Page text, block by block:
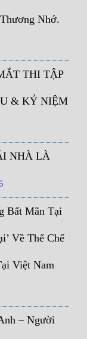
Nhớ.
THI TẬP
& KỶ NIỆM
NHÀ LÀ
Bất Mãn Tại
Về Thể Chế
Việt Nam
– Người